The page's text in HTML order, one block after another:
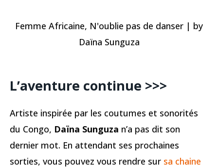
Femme Africaine, N'oublie pas de danser | by
Daïna Sunguza
L’aventure continue >>>
Artiste inspirée par les coutumes et sonorités
du Congo, Daïna Sunguza n’a pas dit son
dernier mot. En attendant ses prochaines
sorties, vous pouvez vous rendre sur sa chaine